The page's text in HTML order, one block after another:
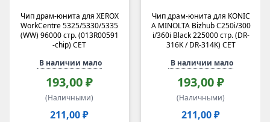
Чип драм-юнита для XEROX
WorkCentre 5325/5330/5335
(WW) 96000 стр. (013R00591
-chip) CET
В наличии мало
193,00 ₽
(Наличными)
211,00 ₽
Чип драм-юнита для KONIC
A MINOLTA Bizhub C250i/300
i/360i Black 225000 стр. (DR-
316K / DR-314K) CET
В наличии мало
193,00 ₽
(Наличными)
211,00 ₽